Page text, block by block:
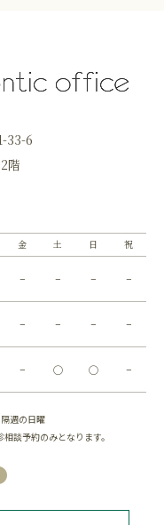
33-6
階
金 土 日 祝
− − − −
− − − −
− ◯ ◯ −
週の日曜
談予約のみとなります。